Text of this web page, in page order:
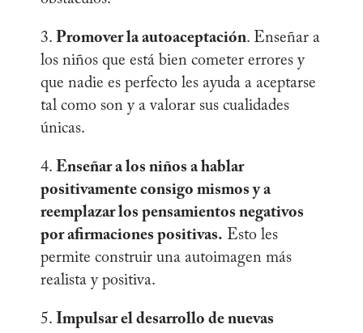
3. Promover la autoaceptación. Enseñar a
los niños que está bien cometer errores y
que nadie es perfecto les ayuda a aceptarse
tal como son y a valorar sus cualidades
únicas.
4. Enseñar a los niños a hablar
positivamente consigo mismos y a
reemplazar los pensamientos negativos
por afirmaciones positivas. Esto les
permite construir una autoimagen más
realista y positiva.
5. Impulsar el desarrollo de nuevas